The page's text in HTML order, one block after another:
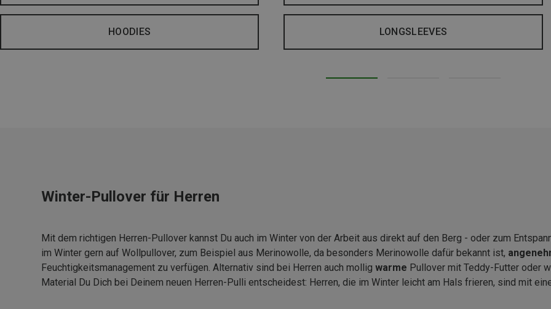
HOODIES LONGSLEEVES
Winter-Pullover für Herren
Mit dem richtigen Herren-Pullover kannst Du auch im Winter von der Arbeit aus direkt auf den Berg - oder zum
im Winter gern auf Wollpullover, zum Beispiel aus Merinowolle, da besonders Merinowolle dafür bekannt ist,
Feuchtigkeitsmanagement zu verfügen. Alternativ sind bei Herren auch mollig warme Pullover mit Teddy-Futter oder
Material Du Dich bei Deinem neuen Herren-Pulli entscheidest: Herren, die im Winter leicht am Hals frieren, sind mit